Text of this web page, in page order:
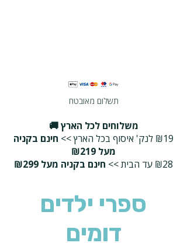
תשלום מאובטח
משלוחים לכל הארץ 🚚
₪19 לנק' איסוף בכל הארץ >>
חינם בקניה
מעל ₪219
₪28 עד הבית >>
חינם בקניה מעל ₪299
ספרי ילדים
דומים